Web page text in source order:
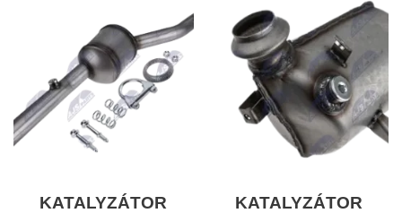
KATALYZÁTOR
KATALYZÁTOR